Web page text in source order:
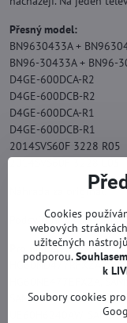
Přesný model:
BN9630433A +
BN96-30433A + BN96-
D4GE-600DCA-R2
D4GE-600DCB-R2
D4GE-600DCA-R1
D4GE-600DCB-R1
2014SVS60F 3228 R05
2014SVS60F 3228 L05
Náhrada za originál.
Podsvícení TV se
Pro modely:SAMSUNG
HG60ND477RFXZA,
HG60NE477EFXZA,
SAMSUNG
UE60H6240AW,
Cookies
webových
užitečných
podporou.
k
Soubory cookies